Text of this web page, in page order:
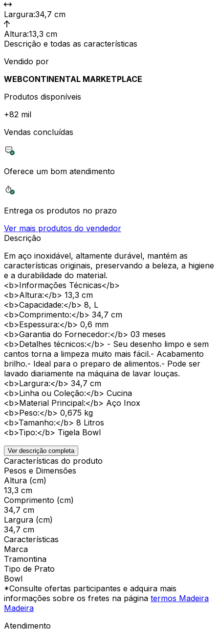
Largura:34,7 cm
Altura:13,3 cm
Descrição e todas as características
Vendido por
WEBCONTINENTAL MARKETPLACE
Produtos disponíveis
+82 mil
Vendas concluídas
Oferece um bom atendimento
Entrega os produtos no prazo
Ver mais produtos do vendedor
Descrição
Em aço inoxidável, altamente durável, mantém as
características originais, preservando a beleza, a higiene
e a durabilidade do material.
<b>Informações Técnicas</b>
<b>Altura:</b> 13,3 cm
<b>Capacidade:</b> 8, L
<b>Comprimento:</b> 34,7 cm
<b>Espessura:</b> 0,6 mm
<b>Garantia do Fornecedor:</b> 03 meses
<b>Detalhes técnicos:</b> - Seu desenho limpo e sem
cantos torna a limpeza muito mais fácil.- Acabamento
brilho.- Ideal para o preparo de alimentos.- Pode ser
lavado diariamente na máquina de lavar louças.
<b>Largura:</b> 34,7 cm
<b>Linha ou Coleção:</b> Cucina
<b>Material Principal:</b> Aço Inox
<b>Peso:</b> 0,675 kg
<b>Tamanho:</b> 8 Litros
<b>Tipo:</b> Tigela Bowl
Ver descrição completa
Características do produto
Pesos e Dimensões
Altura (cm)
13,3 cm
Comprimento (cm)
34,7 cm
Largura (cm)
34,7 cm
Características
Marca
Tramontina
Tipo de Prato
Bowl
*Consulte ofertas participantes e adquira mais
informações sobre os fretes na página termos Madeira
Madeira
Atendimento